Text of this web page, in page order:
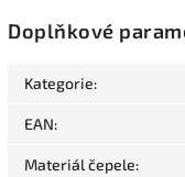
Doplňkové
Kategorie:
EAN:
Materiál čepele: